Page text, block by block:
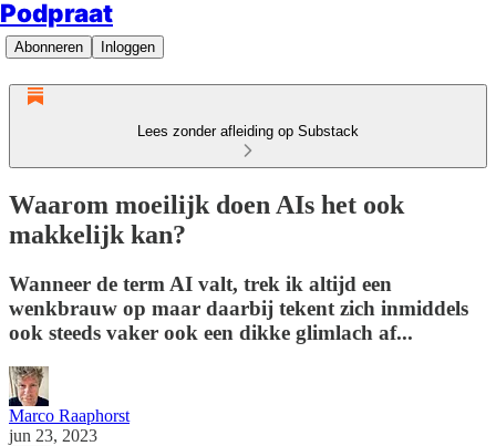
Podpraat
Abonneren Inloggen
Lees zonder afleiding op Substack
Waarom moeilijk doen AIs het ook
makkelijk kan?
Wanneer de term AI valt, trek ik altijd een
wenkbrauw op maar daarbij tekent zich inmiddels
ook steeds vaker ook een dikke glimlach af...
Marco Raaphorst
jun 23, 2023